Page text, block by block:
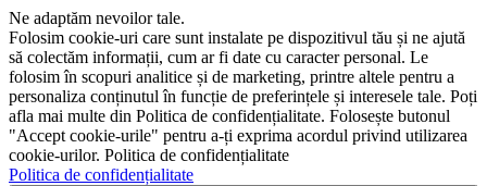
Ne adaptăm nevoilor tale.
Folosim cookie-uri care sunt instalate pe dispozitivul tău și ne ajută
să colectăm informații, cum ar fi date cu caracter personal. Le
folosim în scopuri analitice și de marketing, printre altele pentru a
personaliza conținutul în funcție de preferințele și interesele tale. Poți
afla mai multe din Politica de confidențialitate. Folosește butonul
"Accept cookie-urile" pentru a-ți exprima acordul privind utilizarea
cookie-urilor. Politica de confidențialitate
Politica de confidențialitate